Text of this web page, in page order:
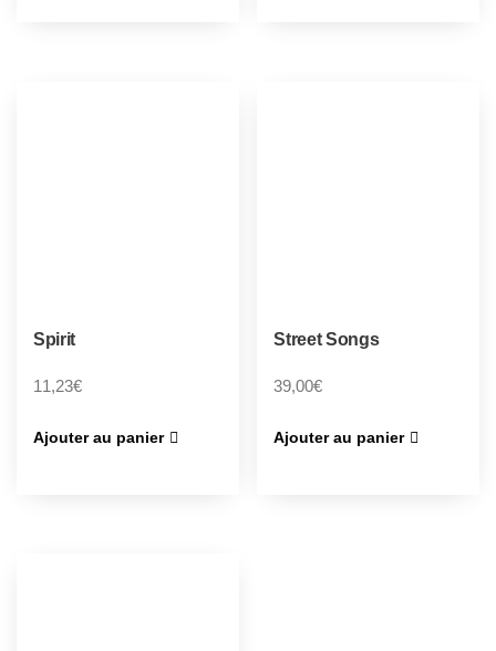
Spirit
11,23€
Ajouter au panier
Street Songs
39,00€
Ajouter au panier